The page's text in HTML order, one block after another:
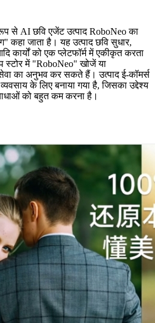
से AI छवि एजेंट उत्पाद RoboNeo का
कहा जाता है। यह उत्पाद छवि सुधार,
कार्यों को एक प्लेटफॉर्म में एकीकृत करता
स्टोर में "RoboNeo" खोजें या
का अनुभव कर सकते हैं। उत्पाद ई-कॉमर्स
के लिए बनाया गया है, जिसका उद्देश्य
को बहुत कम करना है।